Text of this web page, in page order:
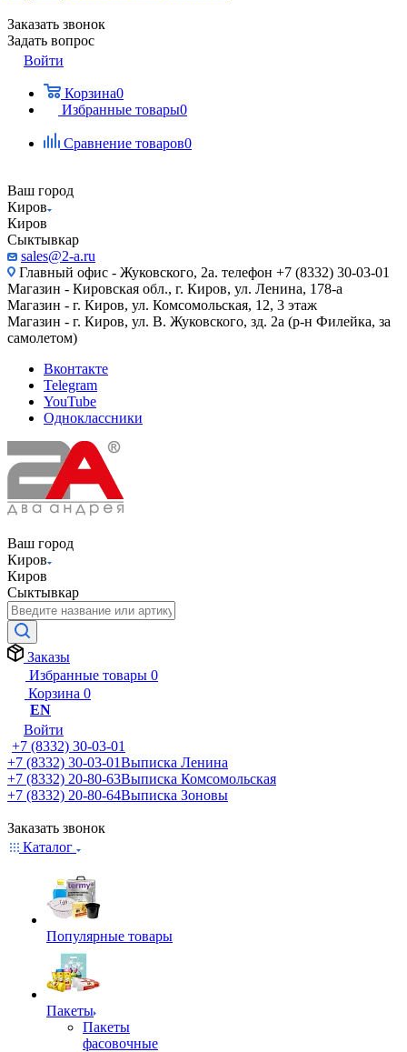
Заказать звонок
Задать вопрос
Войти
Корзина0
Избранные товары0
Сравнение товаров0
Ваш город
Киров
Киров
Сыктывкар
sales@2-a.ru
Главный офис - Жуковского, 2а. телефон +7 (8332) 30-03-01
Магазин - Кировская обл., г. Киров, ул. Ленина, 178-а
Магазин - г. Киров, ул. Комсомольская, 12, 3 этаж
Магазин - г. Киров, ул. В. Жуковского, зд. 2а (р-н Филейка, за
самолетом)
Вконтакте
Telegram
YouTube
Одноклассники
Ваш город
Киров
Киров
Сыктывкар
Заказы
Избранные товары 0
Корзина 0
EN
Войти
+7 (8332) 30-03-01
+7 (8332) 30-03-01Выписка Ленина
+7 (8332) 20-80-63Выписка Комсомольская
+7 (8332) 20-80-64Выписка Зоновы
Заказать звонок
Каталог
Популярные товары
Пакеты
Пакеты
фасовочные